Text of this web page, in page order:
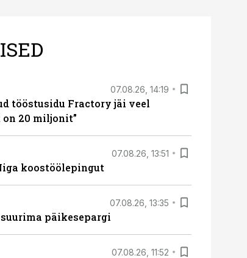
07.08.26, 14:19
tööstusidu Fractory jäi veel
on 20 miljonit”
07.08.26, 13:51
koostöölepingut
07.08.26, 13:35
päikesepargi
07.08.26, 11:52